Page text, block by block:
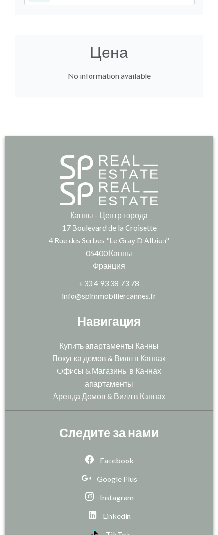
Цена
No information available
Навигация
Купить апартаменты Канны
Покупка домов & Вилл в Каннах
Oфисы & Магазины в Каннах
апартаменты
Аренда Домов & Вилл в Каннах
Канны - Центр города
17 Boulevard de la Croisette
4 Rue des Serbes "Le Gray D Albion"
06400 Канны
Франция
+33 4 93 38 73 78
info@spimmobiliercannes.fr
Следите за нами
Facebook
Google Plus
Instagram
Linkedin